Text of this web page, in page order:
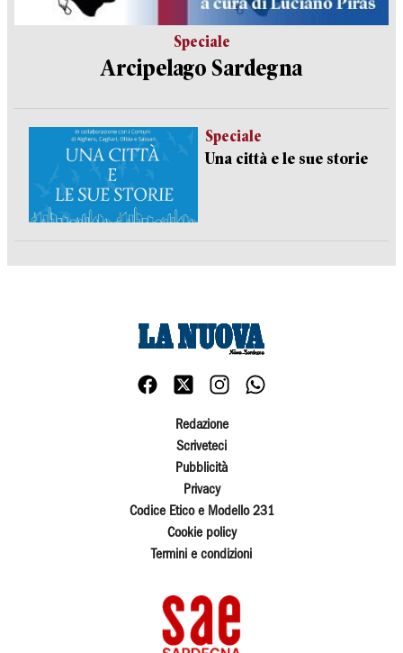
Speciale
Arcipelago Sardegna
Speciale
Una città e le sue storie
Redazione
Scriveteci
Pubblicità
Privacy
Codice Etico e Modello 231
Cookie policy
Termini e condizioni